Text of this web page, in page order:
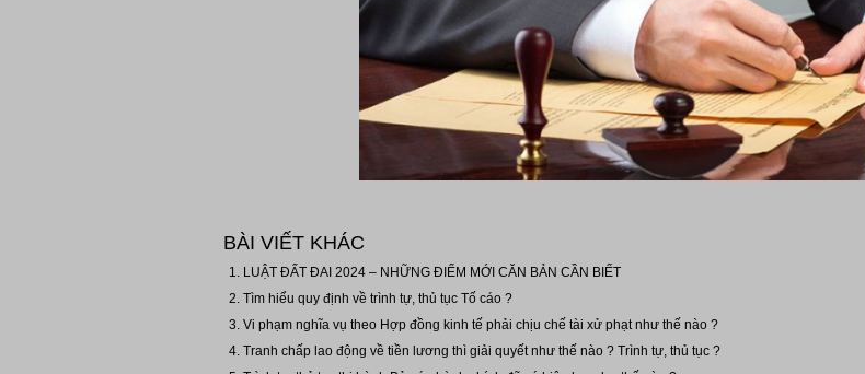
BÀI VIẾT KHÁC
LUẬT ĐẤT ĐAI 2024 – NHỮNG ĐIỂM MỚI CĂN BẢN CẦN BIẾT
Tìm hiểu quy định về trình tự, thủ tục Tố cáo ?
Vi phạm nghĩa vụ theo Hợp đồng kinh tế phải chịu chế tài xử phạt như thế nào ?
Tranh chấp lao động về tiền lương thì giải quyết như thế nào ? Trình tự, thủ tục ?